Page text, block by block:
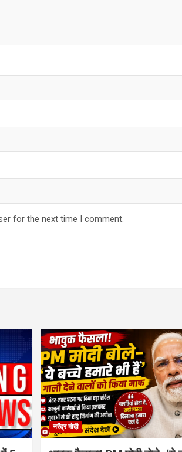
for the next time I comment.
नरेंद्र मोदी